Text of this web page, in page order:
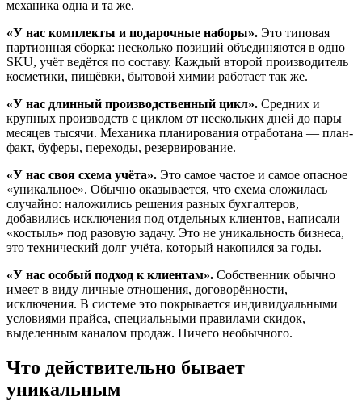
механика одна и та же.
«У нас комплекты и подарочные наборы». Это типовая
партионная сборка: несколько позиций объединяются в одно
SKU, учёт ведётся по составу. Каждый второй производитель
косметики, пищёвки, бытовой химии работает так же.
«У нас длинный производственный цикл». Средних и
крупных производств с циклом от нескольких дней до пары
месяцев тысячи. Механика планирования отработана — план-
факт, буферы, переходы, резервирование.
«У нас своя схема учёта». Это самое частое и самое опасное
«уникальное». Обычно оказывается, что схема сложилась
случайно: наложились решения разных бухгалтеров,
добавились исключения под отдельных клиентов, написали
«костыль» под разовую задачу. Это не уникальность бизнеса,
это технический долг учёта, который накопился за годы.
«У нас особый подход к клиентам». Собственник обычно
имеет в виду личные отношения, договорённости,
исключения. В системе это покрывается индивидуальными
условиями прайса, специальными правилами скидок,
выделенным каналом продаж. Ничего необычного.
Что действительно бывает
уникальным